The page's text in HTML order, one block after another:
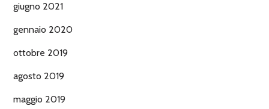
giugno 2021
gennaio 2020
ottobre 2019
agosto 2019
maggio 2019